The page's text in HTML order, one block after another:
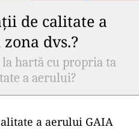
de calitate a
dvs.?
hartă cu propria ta
a aerului?
a aerului GAIA